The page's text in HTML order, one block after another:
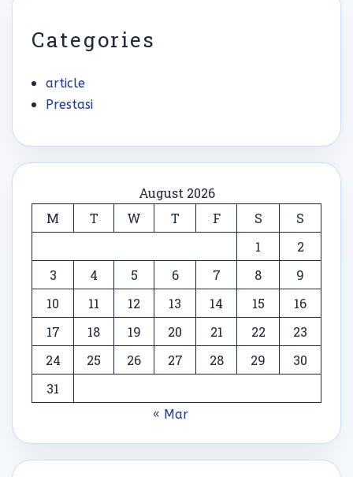
Categories
article
Prestasi
August 2026
M
T W T F S
S
1
2
3
4 5 6 7 8
9
10
11 12 13 14 15
16
17
18 19 20 21 22
23
24
25 26 27 28 29
30
31
« Mar